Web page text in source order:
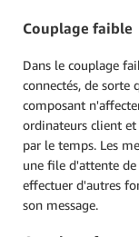
Couplage faible
Dans le couplage
connectés, de sorte
composant
ordinateurs client
par le temps. Les
une file d'attente
effectuer d'autres
son message.